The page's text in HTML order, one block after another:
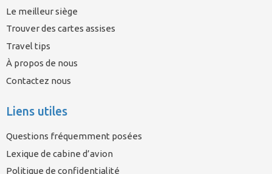
Le meilleur siège
Trouver des cartes assises
Travel tips
À propos de nous
Contactez nous
Liens utiles
Questions fréquemment posées
Lexique de cabine d’avion
Politique de confidentialité